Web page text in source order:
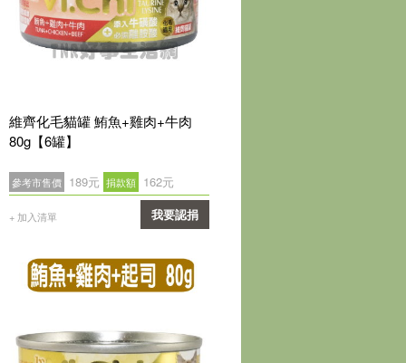
維齊化毛貓罐 鮪魚+雞肉+牛肉
80g【6罐】
參考市售價 189元 捐款額 162元
+ 加入清單 我要認捐